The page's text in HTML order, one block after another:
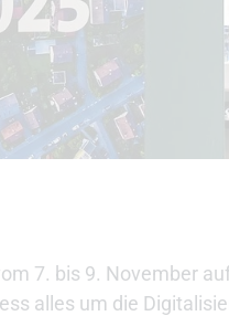
7. bis 9. November
alles um die